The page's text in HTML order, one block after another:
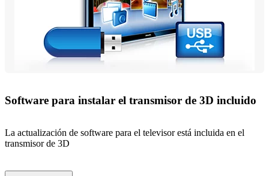
Software para instalar el transmisor de 3D incluido
La actualización de software para el televisor está incluida en el
transmisor de 3D